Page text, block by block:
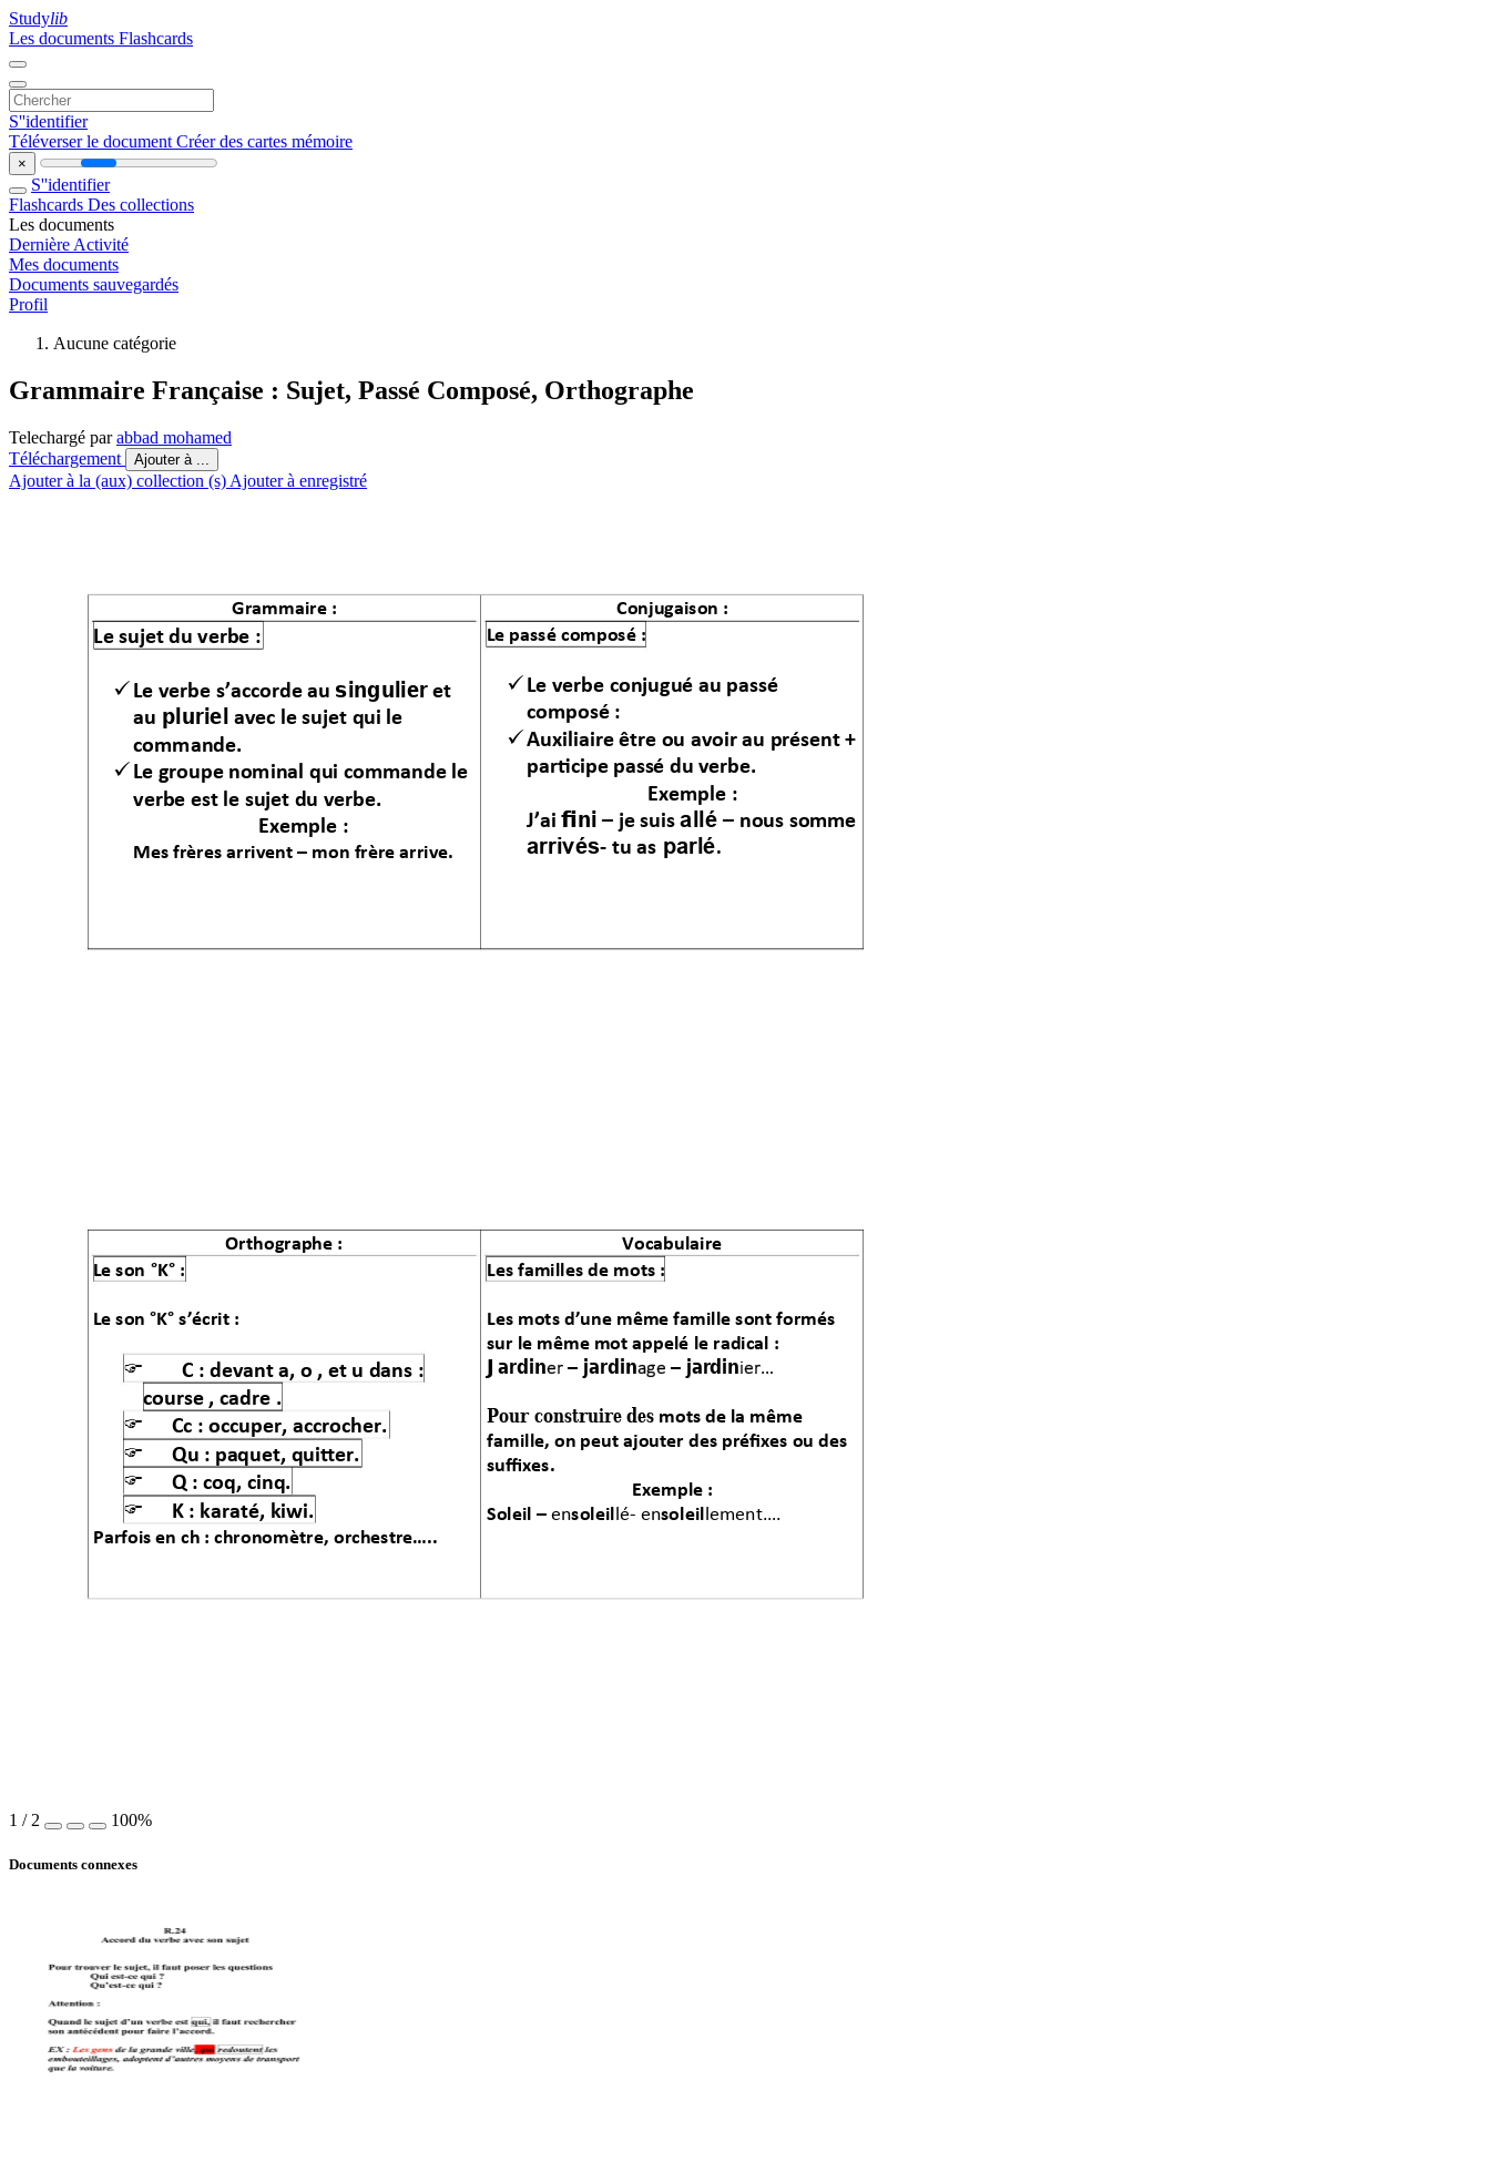
Studylib
Les documents Flashcards
S''identifier
Téléverser le document Créer des cartes mémoire
×
S''identifier
Flashcards Des collections
Les documents
Dernière Activité
Mes documents
Documents sauvegardés
Profil
Aucune catégorie
Grammaire Française : Sujet, Passé Composé, Orthographe
Telechargé parabbad mohamed
Téléchargement
Ajouter à ...
Ajouter à la (aux) collection (s) Ajouter à enregistré
Grammaire :
Le sujet du verbe :
 Le verbe s’accorde au singulier et
au pluriel avec le sujet qui le
commande.
 Le groupe nominal qui commande le
verbe est le sujet du verbe.
Exemple :
Mes frères arrivent – mon frère arrive.
Conjugaison :
Le passé composé :
 Le verbe conjugué au passé
composé :
 Auxiliaire être ou avoir au présent +
participe passé du verbe.
Exemple :
J’ai fini – je suis allé – nous somme
arrivés- tu as parlé.
Orthographe :
Le son °K° :
Le son °K° s’écrit :
 C : devant a, o , et u dans :
course , cadre .
 Cc : occuper, accrocher.
 Qu : paquet, quitter.
 Q : coq, cinq.
 K : karaté, kiwi.
Parfois en ch : chronomètre, orchestre…..
Vocabulaire
Les familles de mots :
Les mots d’une même famille sont formés
sur le même mot appelé le radical :
Jardiner – jardinage – jardinier…
Pour construire des mots de la même
famille, on peut ajouter des préfixes ou des
suffixes.
Exemple :
Soleil – ensoleil lé- ensoleil lement….
1 /2 100%
Documents connexes